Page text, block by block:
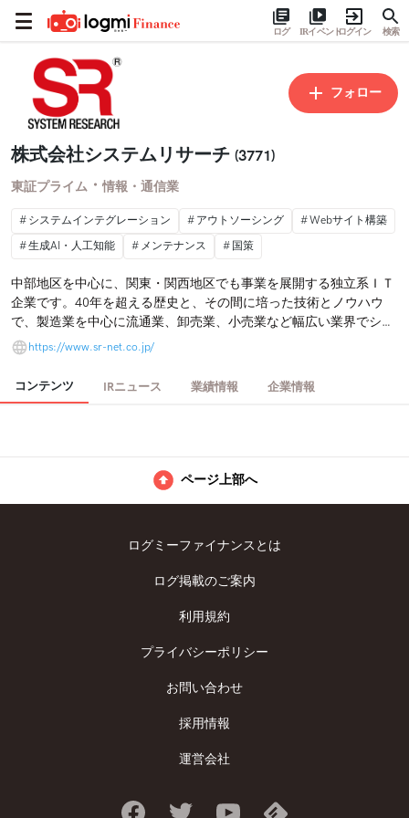
ログ IRイベントログイン 検索
フォロー
株式会社システムリサーチ (3771)
東証プライム ・ 情報・通信業
システムインテグレーション アウトソーシング
Webサイト構築
生成AI・人工知能
メンテナンス 国策
中部地区を中心に、関東・関西地区でも事業を展開する独立系ＩＴ
企業です。40年を超える歴史と、その間に培った技術とノウハウ
で、製造業を中心に流通業、卸売業、小売業など幅広い業界でシス
テム開発の実績を有し、システム導入後の保守・メンテナンスにも
注力する「ビジネスに寄り添うＩＴパートナー」として、多くの顧
客の信頼を獲得しています。
https://www.sr-net.co.jp/
コンテンツ IRニュース 業績情報 企業情報
ページ上部へ
ログミーファイナンスとは
ログ掲載のご案内
利用規約
プライバシーポリシー
お問い合わせ
採用情報
運営会社